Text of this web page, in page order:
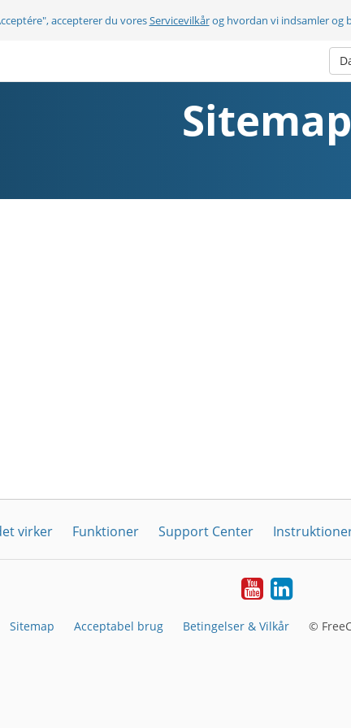
accepterer du voresServicevilkårog hvordan vi indsamler og
Sitemap
virker Funktioner Support Center
YouTubeLinkedIn
Sitemap Acceptabel brug Betingelser & Vilkår ©